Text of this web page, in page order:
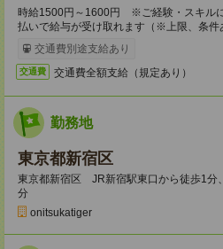
時給1500円～1600円 ※ご経験・スキル
払いで給与が受け取れます（※上限、条件
交通費別途支給あり
交通費 交通費全額支給（規定あり）
勤務地
東京都新宿区
東京都新宿区 JR新宿駅東口から徒歩1分
分
onitsukatiger